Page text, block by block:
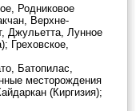
Родниковое
Верхне-
Джульетта, Лунное
Греховское,
Батопилас,
месторождения
(Киргизия);